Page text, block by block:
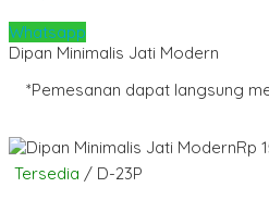
Whatsapp
Dipan Minimalis Jati Modern
*Pemesanan dapat langsung
Rp
Tersedia / D-23P